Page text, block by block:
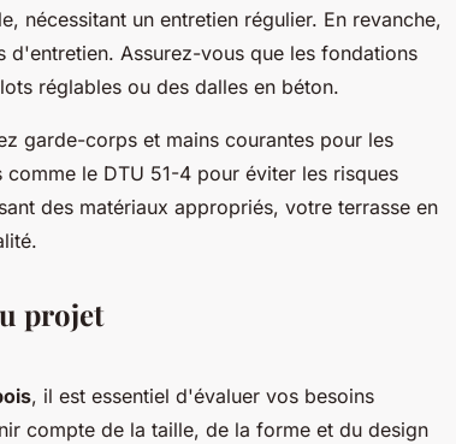
nécessitant un entretien régulier. En revanche,
d'entretien. Assurez-vous que les fondations
réglables ou des dalles en béton.
garde-corps et mains courantes pour les
le DTU 51-4 pour éviter les risques
des matériaux appropriés, votre terrasse en
projet
, il est essentiel d'évaluer vos besoins
compte de la taille, de la forme et du design